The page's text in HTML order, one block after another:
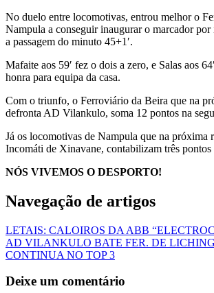
No duelo entre locomotivas, entrou melhor o
Nampula a conseguir inaugurar o marcador
a passagem do minuto 45+1′.
Mafaite aos 59′ fez o dois a zero, e Salas aos
honra para equipa da casa.
Com o triunfo, o Ferroviário da Beira que na
defronta AD Vilankulo, soma 12 pontos na
Já os locomotivas de Nampula que na próxima
Incomáti de Xinavane, contabilizam três pontos
NÓS VIVEMOS O DESPORTO!
Navegação de artigos
LETAIS: CALOIROS DA ABB
AD VILANKULO BATE FER. DE
CONTINUA NO TOP 3
Deixe um comentário